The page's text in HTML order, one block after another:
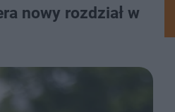
nowy rozdział w